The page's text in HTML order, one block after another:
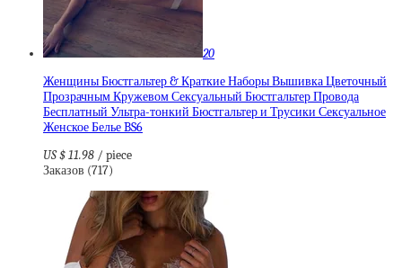
20
Женщины Бюстгальтер & Краткие Наборы Вышивка Цветочный
Прозрачным Кружевом Сексуальный Бюстгальтер Провода
Бесплатный Ультра-тонкий Бюстгальтер и Трусики Сексуальное
Женское Белье BS6
US $ 11.98 / piece
Заказов (717)